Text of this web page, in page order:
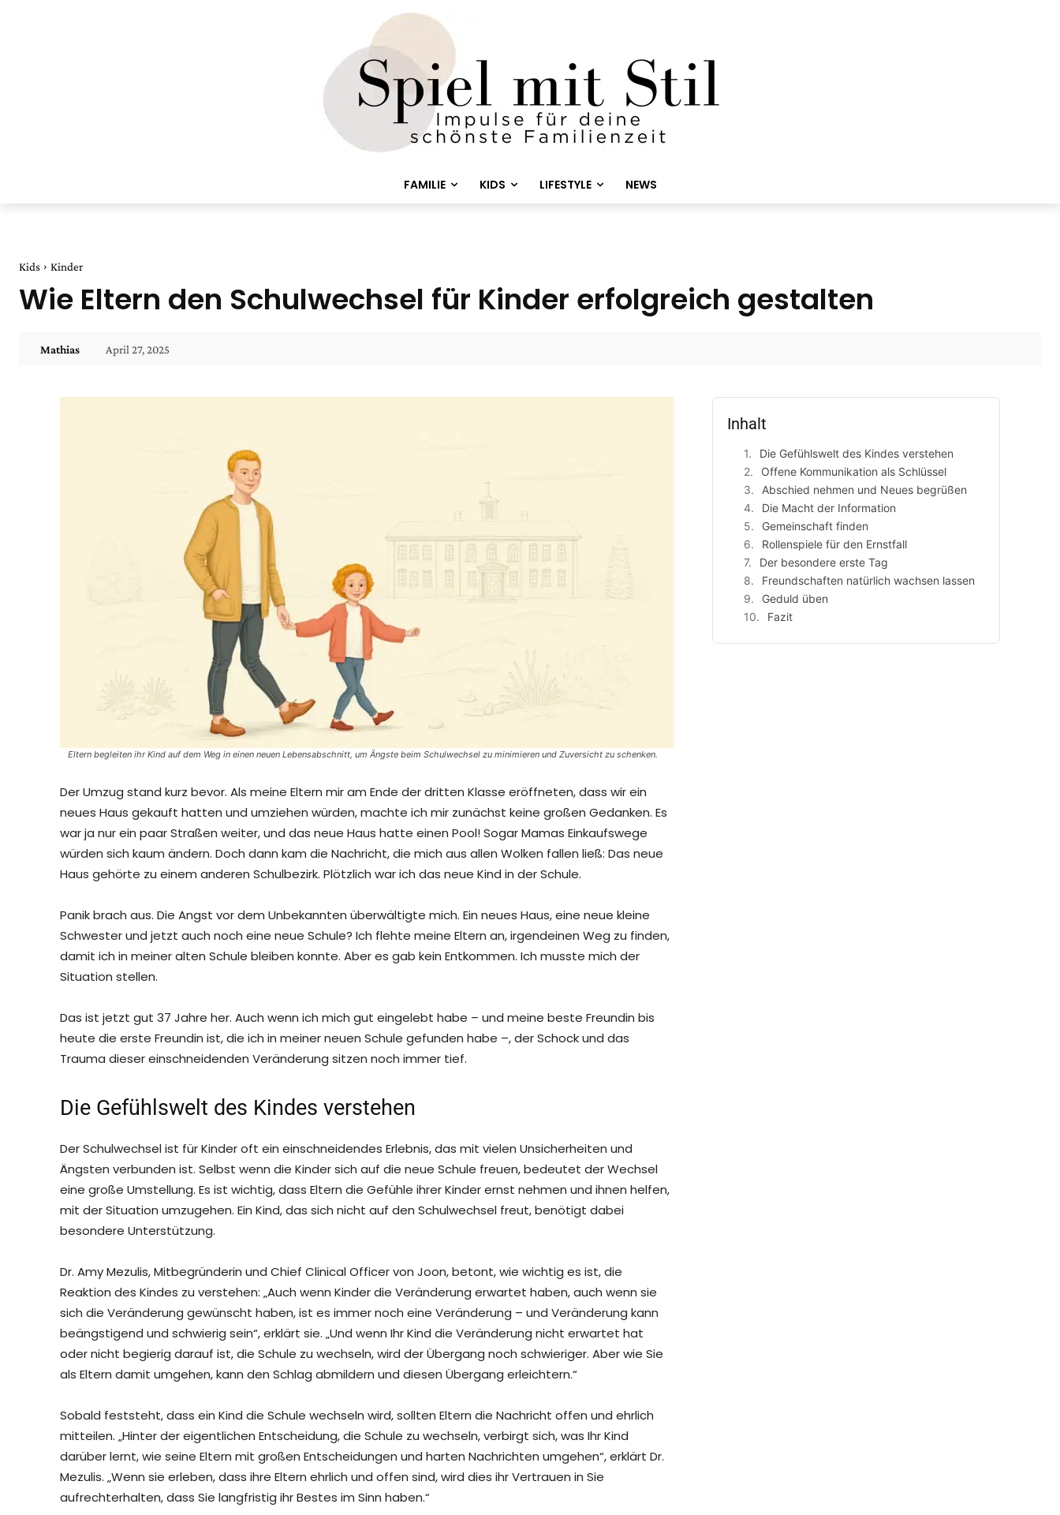
FAMILIE KIDS LIFESTYLE NEWS
Kids Kinder
Wie Eltern den Schulwechsel für Kinder erfolgreich gestalten
Mathias April 27, 2025
Eltern begleiten ihr Kind auf dem Weg in einen neuen Lebensabschnitt, um Ängste beim Schulwechsel zu minimieren und Zuversicht zu schenken.
Der Umzug stand kurz bevor. Als meine Eltern mir am Ende der dritten Klasse eröffneten, dass wir ein
neues Haus gekauft hatten und umziehen würden, machte ich mir zunächst keine großen Gedanken. Es
war ja nur ein paar Straßen weiter, und das neue Haus hatte einen Pool! Sogar Mamas Einkaufswege
würden sich kaum ändern. Doch dann kam die Nachricht, die mich aus allen Wolken fallen ließ: Das neue
Haus gehörte zu einem anderen Schulbezirk. Plötzlich war ich das neue Kind in der Schule.
Panik brach aus. Die Angst vor dem Unbekannten überwältigte mich. Ein neues Haus, eine neue kleine
Schwester und jetzt auch noch eine neue Schule? Ich flehte meine Eltern an, irgendeinen Weg zu finden,
damit ich in meiner alten Schule bleiben konnte. Aber es gab kein Entkommen. Ich musste mich der
Situation stellen.
Das ist jetzt gut 37 Jahre her. Auch wenn ich mich gut eingelebt habe – und meine beste Freundin bis
heute die erste Freundin ist, die ich in meiner neuen Schule gefunden habe –, der Schock und das
Trauma dieser einschneidenden Veränderung sitzen noch immer tief.
Die Gefühlswelt des Kindes verstehen
Der Schulwechsel ist für Kinder oft ein einschneidendes Erlebnis, das mit vielen Unsicherheiten und
Ängsten verbunden ist. Selbst wenn die Kinder sich auf die neue Schule freuen, bedeutet der Wechsel
eine große Umstellung. Es ist wichtig, dass Eltern die Gefühle ihrer Kinder ernst nehmen und ihnen helfen,
mit der Situation umzugehen. Ein Kind, das sich nicht auf den Schulwechsel freut, benötigt dabei
besondere Unterstützung.
Dr. Amy Mezulis, Mitbegründerin und Chief Clinical Officer von Joon, betont, wie wichtig es ist, die
Reaktion des Kindes zu verstehen: „Auch wenn Kinder die Veränderung erwartet haben, auch wenn sie
sich die Veränderung gewünscht haben, ist es immer noch eine Veränderung – und Veränderung kann
beängstigend und schwierig sein“, erklärt sie. „Und wenn Ihr Kind die Veränderung nicht erwartet hat
oder nicht begierig darauf ist, die Schule zu wechseln, wird der Übergang noch schwieriger. Aber wie Sie
als Eltern damit umgehen, kann den Schlag abmildern und diesen Übergang erleichtern.“
Sobald feststeht, dass ein Kind die Schule wechseln wird, sollten Eltern die Nachricht offen und ehrlich
mitteilen. „Hinter der eigentlichen Entscheidung, die Schule zu wechseln, verbirgt sich, was Ihr Kind
darüber lernt, wie seine Eltern mit großen Entscheidungen und harten Nachrichten umgehen“, erklärt Dr.
Mezulis. „Wenn sie erleben, dass ihre Eltern ehrlich und offen sind, wird dies ihr Vertrauen in Sie
aufrechterhalten, dass Sie langfristig ihr Bestes im Sinn haben.“
Inhalt
Die Gefühlswelt des Kindes verstehen
Offene Kommunikation als Schlüssel
Abschied nehmen und Neues begrüßen
Die Macht der Information
Gemeinschaft finden
Rollenspiele für den Ernstfall
Der besondere erste Tag
Freundschaften natürlich wachsen lassen
Geduld üben
Fazit